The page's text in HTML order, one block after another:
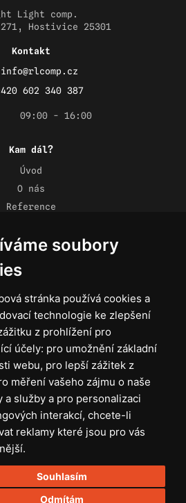
soubory
stránka používá cookies a
technologie ke zlepšení
z prohlížení pro
účely: pro umožnění základní
webu, pro lepší zážitek z
měření vašeho zájmu o naše
a služby a pro personalizaci
interakcí, chcete-li
reklamy které jsou pro vás
.
Souhlasím
Odmítám
Light comp.
Hostivice 25301
Kontakt
info@rlcomp.cz
602 340 387
09:00 - 16:00
Kam dál?
Úvod
O nás
Reference
Kontakt
podmínky
osobních údajů
Technika
Světla
ke světlům
technika GRIP
Baterie
Stativy
Ostatní
a kabely